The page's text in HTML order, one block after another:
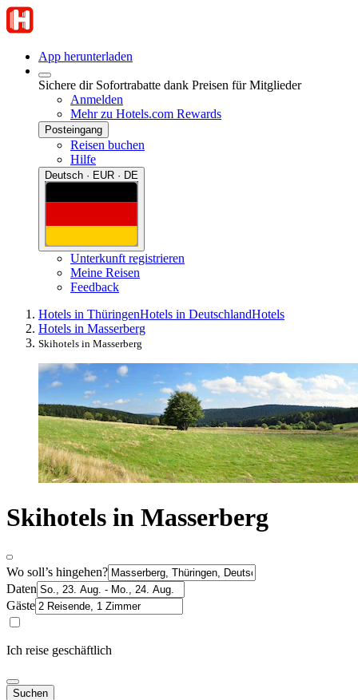
App herunterladen
Sichere dir Sofortrabatte dank Preisen für Mitglieder
Anmelden
Mehr zu Hotels.com Rewards
Posteingang
Reisen buchen
Hilfe
Deutsch · EUR · DE
Unterkunft registrieren
Meine Reisen
Feedback
Hotels in ThüringenHotels in DeutschlandHotels
Hotels in Masserberg
Skihotels in Masserberg
Skihotels in Masserberg
Wo soll’s hingehen?
Daten
Gäste
Ich reise geschäftlich
Suchen